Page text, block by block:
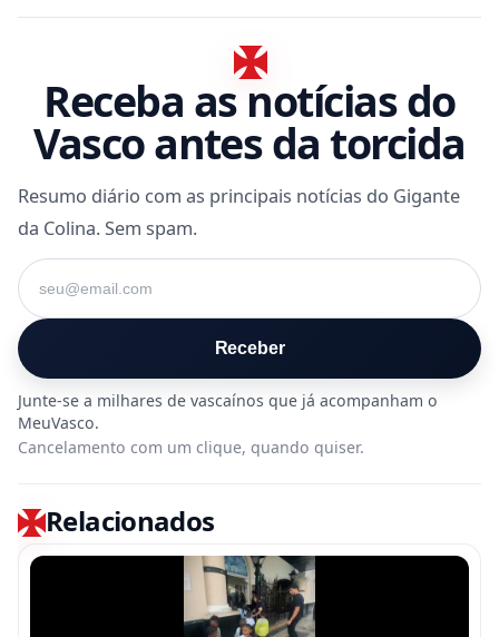
Receba as notícias do
Vasco antes da torcida
Resumo diário com as principais notícias do Gigante
da Colina. Sem spam.
Seu e-mail
Receber
Cancelamento com um clique, quando quiser.
Relacionados